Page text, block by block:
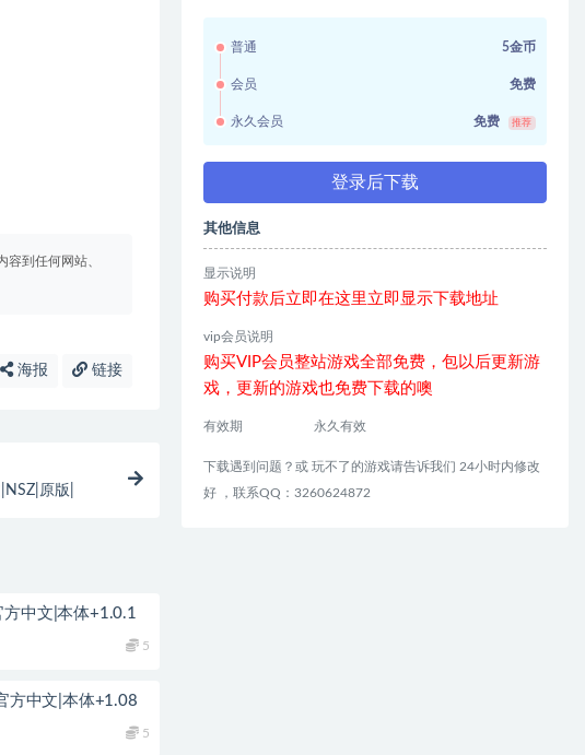
到任何网站、
海报 链接
原版|
中文|本体+1.0.1
5
方中文|本体+1.08
5
普通 5金币
会员 免费
永久会员 免费 推荐
登录后下载
其他信息
显示说明
购买付款后立即在这里立即显示下载地址
vip会员说明
购买VIP会员整站游戏全部免费，包以后更新游
戏，更新的游戏也免费下载的噢
有效期 永久有效
下载遇到问题？或 玩不了的游戏请告诉我们 24小时内修改
好 ，联系QQ：3260624872